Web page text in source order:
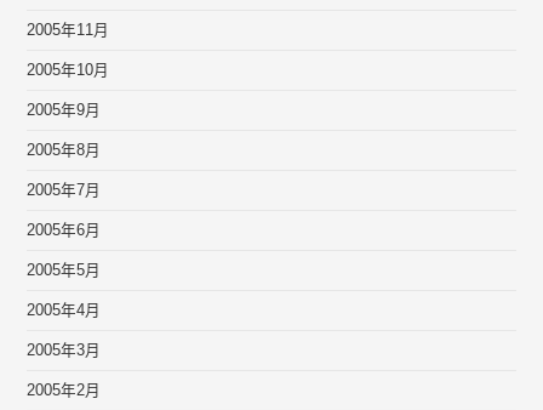
2005年11月
2005年10月
2005年9月
2005年8月
2005年7月
2005年6月
2005年5月
2005年4月
2005年3月
2005年2月